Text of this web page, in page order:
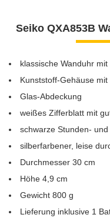
Seiko QXA853B
klassische Wanduhr
Kunststoff-Gehäuse
Glas-Abdeckung
weißes Zifferblatt mit
schwarze Stunden-
silberfarbener, leise
Durchmesser 30 cm
Höhe 4,9 cm
Gewicht 800 g
Lieferung inklusive 1